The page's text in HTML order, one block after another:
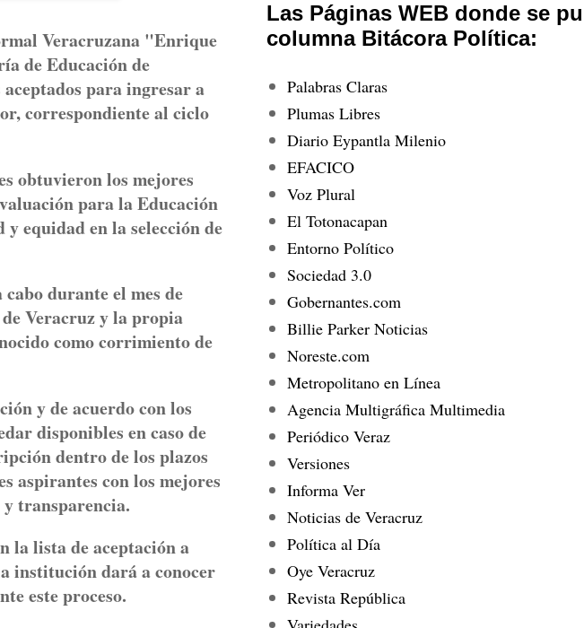
Veracruzana "Enrique
de Educación de
para ingresar a
correspondiente al ciclo
obtuvieron los mejores
para la Educación
equidad en la selección de
durante el mes de
Veracruz y la propia
como corrimiento de
y de acuerdo con los
disponibles en caso de
dentro de los plazos
aspirantes con los mejores
transparencia.
la lista de aceptación a
institución dará a conocer
este proceso.
Las Páginas WEB donde se
columna Bitácora Política:
Palabras Claras
Plumas Libres
Diario Eypantla Milenio
EFACICO
Voz Plural
El Totonacapan
Entorno Político
Sociedad 3.0
Gobernantes.com
Billie Parker Noticias
Noreste.com
Metropolitano en Línea
Agencia Multigráfica Multimedia
Periódico Veraz
Versiones
Informa Ver
Noticias de Veracruz
Política al Día
Oye Veracruz
Revista República